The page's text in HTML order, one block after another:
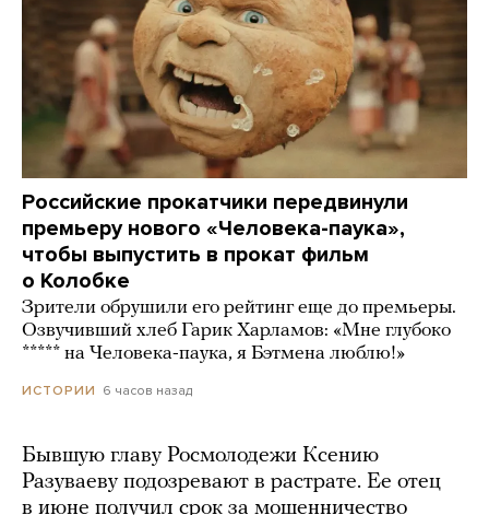
Российские прокатчики передвинули
премьеру нового «Человека-паука»,
чтобы выпустить в прокат фильм
о Колобке
Зрители обрушили его рейтинг еще до премьеры.
Озвучивший хлеб Гарик Харламов: «Мне глубоко
***** на Человека-паука, я Бэтмена люблю!»
ИСТОРИИ 6 часов назад
Бывшую главу Росмолодежи Ксению
Разуваеву подозревают в растрате. Ее отец
в июне получил срок за мошенничество